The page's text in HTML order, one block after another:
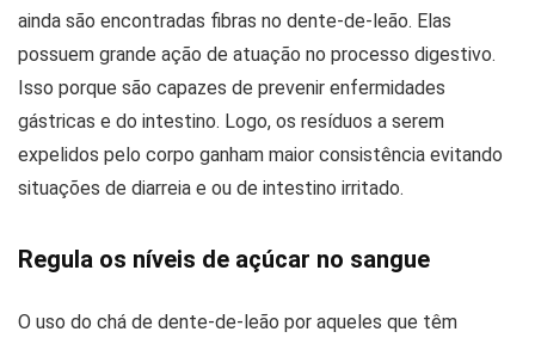
ainda são encontradas fibras no dente-de-leão. Elas
possuem grande ação de atuação no processo digestivo.
Isso porque são capazes de prevenir enfermidades
gástricas e do intestino. Logo, os resíduos a serem
expelidos pelo corpo ganham maior consistência evitando
situações de diarreia e ou de intestino irritado.
Regula os níveis de açúcar no sangue
O uso do chá de dente-de-leão por aqueles que têm